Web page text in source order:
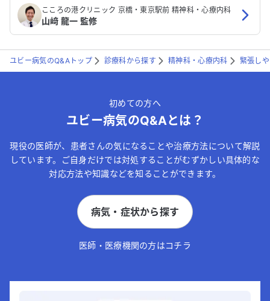
こころの港クリニック 京橋・東京駅前 精神科・心療内科
山﨑 龍一 監修
ユビー病気のQ&Aトップ 診療科から探す 精神科・心療内科 緊張し
初めての方へ
ユビー病気のQ&Aとは？
現役の医師が、患者さんの気になることや治療方法について解説
しています。ご自身だけでは対処することがむずかしい具体的な
対応方法や知識などを知ることができます。
病気・症状から探す
医師・医療機関の方はコチラ